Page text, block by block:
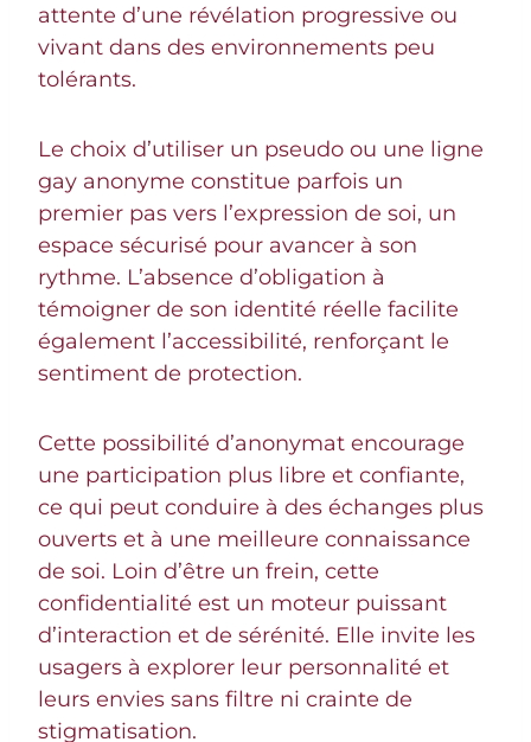
attente d’une révélation progressive ou
vivant dans des environnements peu
tolérants.
Le choix d’utiliser un pseudo ou une ligne
gay anonyme constitue parfois un
premier pas vers l’expression de soi, un
espace sécurisé pour avancer à son
rythme. L’absence d’obligation à
témoigner de son identité réelle facilite
également l’accessibilité, renforçant le
sentiment de protection.
Cette possibilité d’anonymat encourage
une participation plus libre et confiante,
ce qui peut conduire à des échanges plus
ouverts et à une meilleure connaissance
de soi. Loin d’être un frein, cette
confidentialité est un moteur puissant
d’interaction et de sérénité. Elle invite les
usagers à explorer leur personnalité et
leurs envies sans filtre ni crainte de
stigmatisation.